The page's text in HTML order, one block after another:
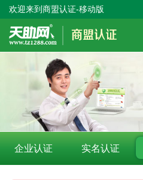
欢迎来到商盟认证-移动版
企业认证 实名认证